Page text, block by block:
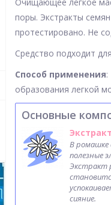
поры. Экстракты
протестировано. Не
Средство подходит
Способ применения:
образования легкой
Основные
В ромашке
полезные
Экстракт
сияние.